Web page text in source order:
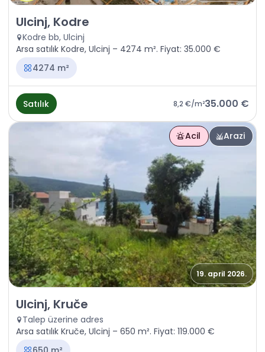
Satılık - Arazi Ulcinj, Kodre
Ulcinj, Kodre
Kodre bb, Ulcinj
Arsa satılık Kodre, Ulcinj – 4274 m². Fiyat: 35.000 €
4274 m²
Satılık 8,2 €/m²35.000 €
Acil Arazi
19. april 2026.
Satılık - Arazi Ulcinj, Kruče
Ulcinj, Kruče
Talep üzerine adres
Arsa satılık Kruče, Ulcinj – 650 m². Fiyat: 119.000 €